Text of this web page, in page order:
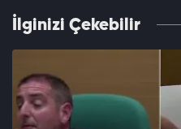
İlginizi Çekebilir